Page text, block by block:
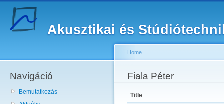
Akusztikai és
Navigáció
Bemutatkozás
You are here
Home
Fiala Péter
Title